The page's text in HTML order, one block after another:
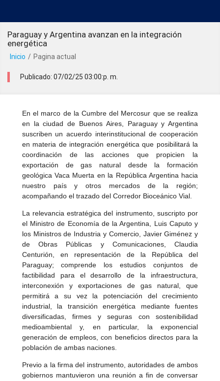
Paraguay y Argentina avanzan en la integración
energética
Inicio / Pagina actual
Publicado: 07/02/25 03:00:p. m.
En el marco de la Cumbre del Mercosur que se realiza
en la ciudad de Buenos Aires, Paraguay y Argentina
suscriben un acuerdo interinstitucional de cooperación
en materia de integración energética que posibilitará la
coordinación de las acciones que propicien la
exportación de gas natural desde la formación
geológica Vaca Muerta en la República Argentina hacia
nuestro país y otros mercados de la región;
acompañando el trazado del Corredor Bioceánico Vial.
La relevancia estratégica del instrumento, suscripto por
el Ministro de Economía de la Argentina, Luis Caputo y
los Ministros de Industria y Comercio, Javier Giménez y
de Obras Públicas y Comunicaciones, Claudia
Centurión, en representación de la República del
Paraguay; comprende los estudios conjuntos de
factibilidad para el desarrollo de la infraestructura,
interconexión y exportaciones de gas natural, que
permitirá a su vez la potenciación del crecimiento
industrial, la transición energética mediante fuentes
diversificadas, firmes y seguras con sostenibilidad
medioambiental y, en particular, la exponencial
generación de empleos, con beneficios directos para la
población de ambas naciones.
Previo a la firma del instrumento, autoridades de ambos
gobiernos mantuvieron una reunión a fin de conversar